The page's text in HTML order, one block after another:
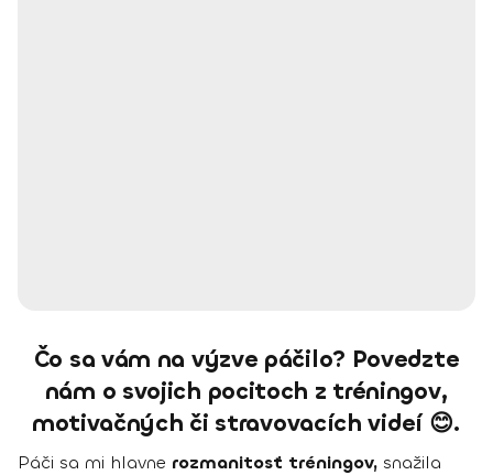
Čo sa vám na výzve páčilo? Povedzte
nám o svojich pocitoch z tréningov,
motivačných či stravovacích videí 😊.
Páči sa mi hlavne rozmanitosť tréningov, snažila